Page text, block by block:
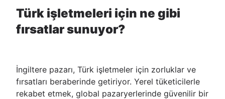
Türk işletmeleri için ne gibi
fırsatlar sunuyor?
İngiltere pazarı, Türk işletmeler için zorluklar ve
fırsatları beraberinde getiriyor. Yerel tüketicilerle
rekabet etmek, global pazaryerlerinde güvenilir bir